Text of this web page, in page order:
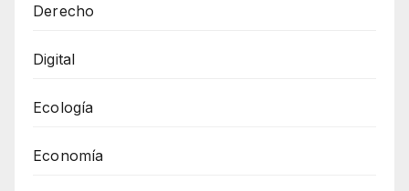
Derecho
Digital
Ecología
Economía